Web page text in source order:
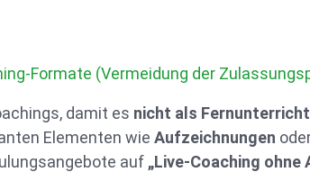
Formate (Vermeidung der
damit es nicht als Fernunterricht
Elementen wie Aufzeichnungen
auf „Live-Coaching ohne